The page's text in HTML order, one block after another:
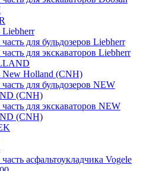
Liebherr
для бульдозеров Liebherr
для экскаваторов Liebherr
New Holland (CNH)
для бульдозеров NEW
(CNH)
для экскаваторов NEW
(CNH)
асфальтоукладчика Vogele